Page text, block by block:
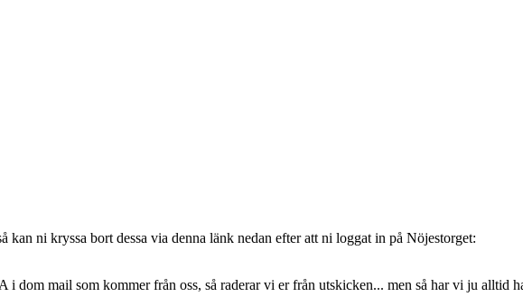
ni kryssa bort dessa via denna länk nedan efter att ni loggat in på Nöjestorget:
dom mail som kommer från oss, så raderar vi er från utskicken... men så har vi ju alltid